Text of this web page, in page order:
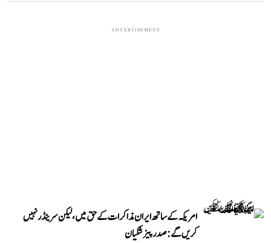
ADVERTISEMENT
امریکہ کے ساتھ ایران مذاکرات کے حق میں، لیکن سرینڈر نہیں
کریں گے: صدر پیزشکیان